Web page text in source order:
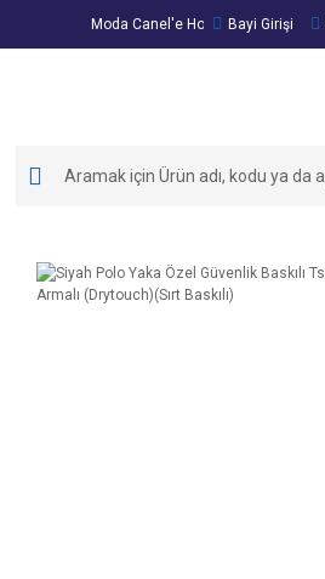
Moda Canel'e Hoşgeldiniz!
Bayi Girişi